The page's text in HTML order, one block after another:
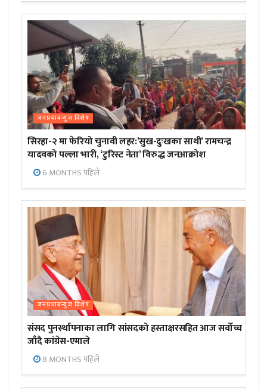
जनप्रभाबन्युज विशेष
सिरहा-२ मा फेरियो चुनावी लहर:’सुख-दुःखका साथी’ रामचन्द्र
यादवको पल्ला भारी, ‘टुरिस्ट नेता’ विरुद्ध जनआक्रोश
6 MONTHS पहिले
जनप्रभाबन्युज विशेष
संसद पुनर्स्थापनाका लागि सांसदको हस्ताक्षरसहित आज सर्वोच्च
जाँदै कांग्रेस-एमाले
8 MONTHS पहिले